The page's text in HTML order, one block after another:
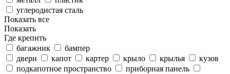
углеродистая сталь
Показать все
Показать
Где крепить
багажник
бампер
двери
капот картер крыло крылья
кузов
подкапотное пространство
приборная панель